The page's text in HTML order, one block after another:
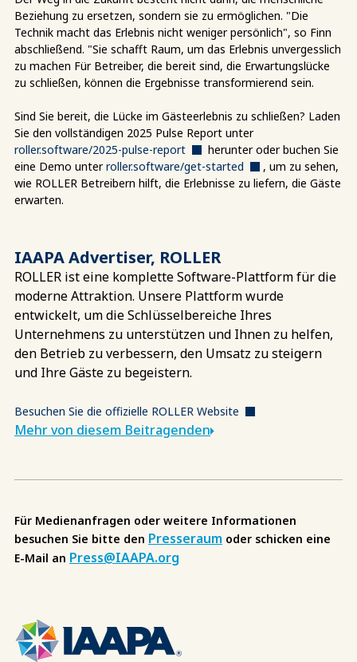
Beziehung zu ersetzen, sondern sie zu ermöglichen. "Die
Technik macht das Erlebnis nicht weniger persönlich", so Finn
abschließend. "Sie schafft Raum, um das Erlebnis unvergesslich
zu machen Für Betreiber, die bereit sind, die Erwartungslücke
zu schließen, können die Ergebnisse transformierend sein.
Sind Sie bereit, die Lücke im Gästeerlebnis zu schließen? Laden
Sie den vollständigen 2025 Pulse Report unter
roller.software/2025-pulse-report
herunter oder buchen Sie
eine Demo unterroller.software/get-started
, um zu sehen,
wie ROLLER Betreibern hilft, die Erlebnisse zu liefern, die Gäste
erwarten.
IAAPA Advertiser, ROLLER
ROLLER ist eine komplette Software-Plattform für die
moderne Attraktion. Unsere Plattform wurde
entwickelt, um die Schlüsselbereiche Ihres
Unternehmens zu unterstützen und Ihnen zu helfen,
den Betrieb zu verbessern, den Umsatz zu steigern
und Ihre Gäste zu begeistern.
Besuchen Sie die offizielle ROLLER Website
Mehr von diesem Beitragenden
Für Medienanfragen oder weitere Informationen
besuchen Sie bitte den Presseraum oder schicken eine
E-Mail an Press@IAAPA.org